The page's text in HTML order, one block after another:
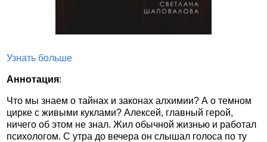
Узнать больше
Аннотация:
Что мы знаем о тайнах и законах алхимии? А о темном
цирке с живыми куклами? Алексей, главный герой,
ничего об этом не знал. Жил обычной жизнью и работал
психологом. С утра до вечера он слышал голоса по ту